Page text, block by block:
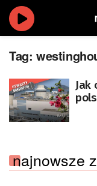
Tag:
Jak
najnowsze